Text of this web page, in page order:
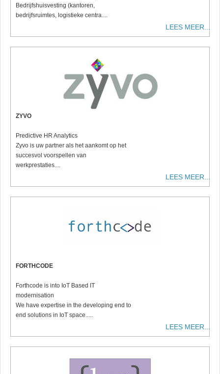
Bedrijfshuisvesting (kantoren,
bedrijfsruimtes, logistieke centra....
LEES MEER...
ZYVO
Predictive HR Analytics
Zyvo is uw partner als het aankomt op het
succesvol voorspellen van
werkprestaties....
LEES MEER...
FORTHCODE
Forthcode is into IoT Based IT
modernisation
We have expertise in the developing end to
end solutions in IoT space.....
LEES MEER...